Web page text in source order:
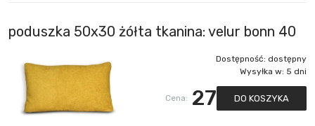
poduszka 50x30 żółta tkanina: velur bonn 40
Dostępność: dostępny
Wysyłka w: 5 dni
Cena: 27 DO KOSZYKA